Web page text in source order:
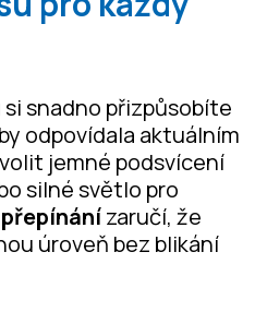
si snadno přizpůsobíte
odpovídala aktuálním
jemné podsvícení
silné světlo pro
zaručí, že
úroveň bez blikání